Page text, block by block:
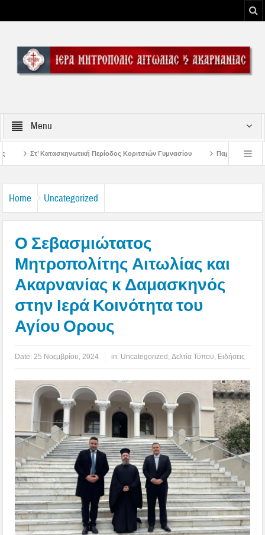
Menu
Κοριτσιών Γυμνασίου Παρακλήσεις πρώτης εβδομάδος
Home Uncategorized
Ο Σεβασμιώτατος
Μητροπολίτης Αιτωλίας και
Ακαρνανίας κ Δαμασκηνός
στην Ιερά Κοινότητα του
Αγίου Ορους
Date: 25 Νοεμβρίου, 2024 in: Uncategorized ,Δελτία Τύπου Ειδήσεις